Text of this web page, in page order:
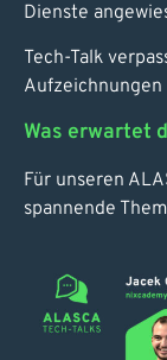
Dienste
Tech-Talk
Was erwartet
Für unseren
spannende